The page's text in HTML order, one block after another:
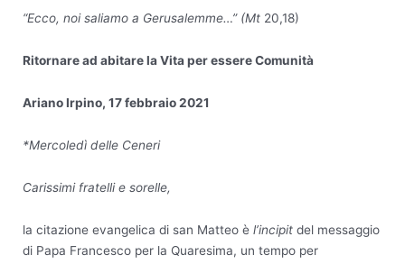
“Ecco, noi saliamo a Gerusalemme…” (Mt 20,18)
Ritornare ad abitare la Vita per essere Comunità
Ariano Irpino, 17 febbraio 2021
*Mercoledì delle Ceneri
Carissimi fratelli e sorelle,
la citazione evangelica di san Matteo è l’incipit del messaggio
di Papa Francesco per la Quaresima, un tempo per